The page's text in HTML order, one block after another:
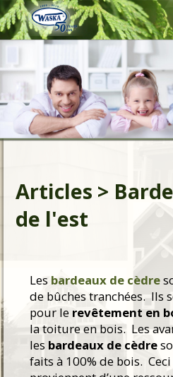
Articles >
de l'est
Les bardeaux de cèdre
de bûches tranchées. Ils
pour le revêtement en
la toiture en bois. Les
les bardeaux de cèdre
faits à 100% de bois.